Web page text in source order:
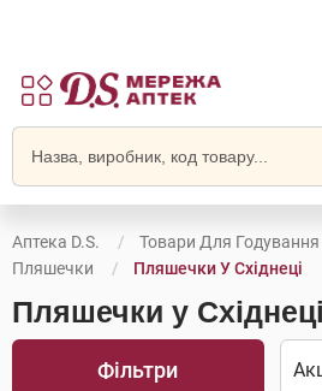
Аптека D.S.
Товари Для
Пляшечки
Пляшечки У Східнеці
Пляшечки у Східнеці
Фільтри